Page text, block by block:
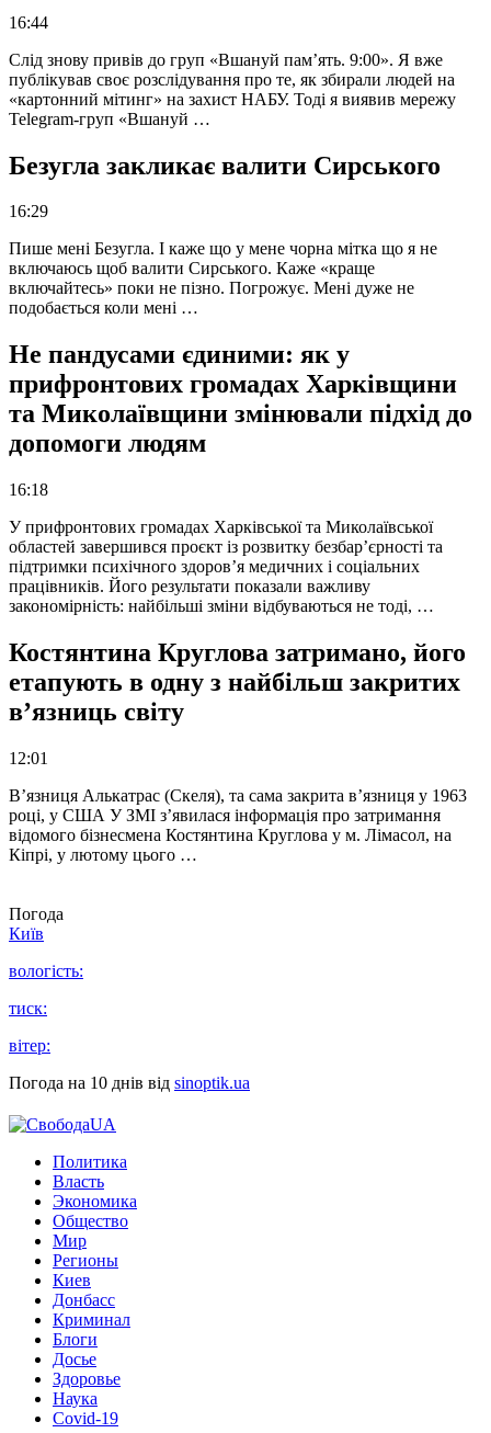
16:44
Слід знову привів до груп «Вшануй пам’ять. 9:00». Я вже
публікував своє розслідування про те, як збирали людей на
«картонний мітинг» на захист НАБУ. Тоді я виявив мережу
Telegram-груп «Вшануй …
Безугла закликає валити Сирського
16:29
Пише мені Безугла. І каже що у мене чорна мітка що я не
включаюсь щоб валити Сирського. Каже «краще
включайтесь» поки не пізно. Погрожує. Мені дуже не
подобається коли мені …
Не пандусами єдиними: як у
прифронтових громадах Харківщини
та Миколаївщини змінювали підхід до
допомоги людям
16:18
У прифронтових громадах Харківської та Миколаївської
областей завершився проєкт із розвитку безбар’єрності та
підтримки психічного здоров’я медичних і соціальних
працівників. Його результати показали важливу
закономірність: найбільші зміни відбуваються не тоді, …
Костянтина Круглова затримано, його
етапують в одну з найбільш закритих
в’язниць світу
12:01
В’язниця Алькатрас (Скеля), та сама закрита в’язниця у 1963
році, у США У ЗМІ з’явилася інформація про затримання
відомого бізнесмена Костянтина Круглова у м. Лімасол, на
Кіпрі, у лютому цього …
Погода
Київ
вологість:
тиск:
вітер:
Погода на 10 днів від sinoptik.ua
Политика
Власть
Экономика
Общество
Мир
Регионы
Киев
Донбасс
Криминал
Блоги
Досье
Здоровье
Наука
Covid-19